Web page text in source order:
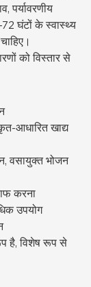
पर्यावरणीय
घंटों के स्वास्थ्य
को विस्तार से
आधारित खाद्य
वसायुक्त भोजन
करना
उपयोग
है, विशेष रूप से